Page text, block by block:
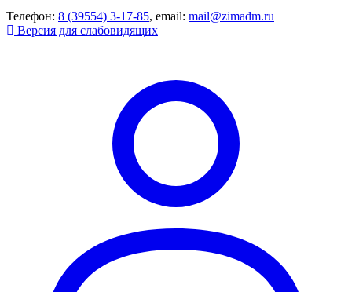
Телефон: 8 (39554) 3-17-85, email: mail@zimadm.ru
Версия для слабовидящих